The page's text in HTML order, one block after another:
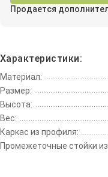
Продается
Характеристики:
Материал:
Размер:
Высота:
Вес:
Каркас из профиля:
Промежеточные стойки